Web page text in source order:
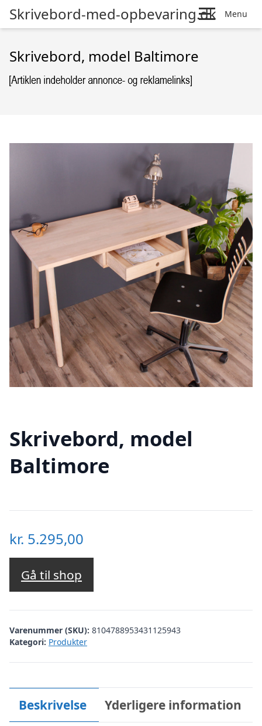
Skrivebord-med-opbevaring.dk Menu
Skrivebord, model Baltimore
Skrivebord, model
Baltimore
kr. 5.295,00
Gå til shop
Varenummer (SKU): 8104788953431125943
Kategori: Produkter
Beskrivelse Yderligere information